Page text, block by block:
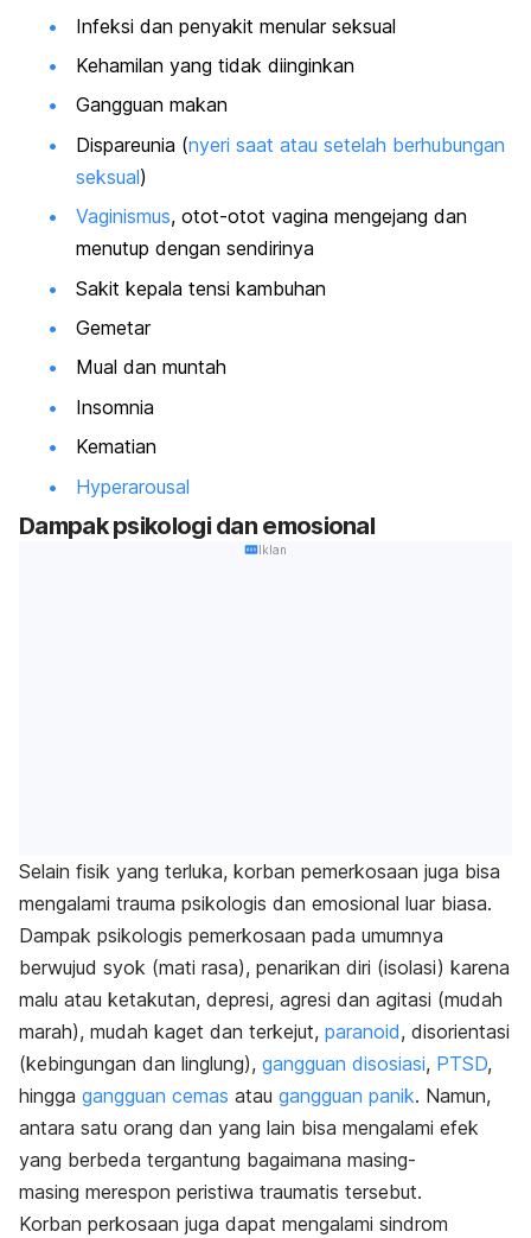
Infeksi dan penyakit menular seksual
Kehamilan yang tidak diinginkan
Gangguan makan
Dispareunia (nyeri saat atau setelah berhubungan
seksual)
Vaginismus, otot-otot vagina mengejang dan
menutup dengan sendirinya
Sakit kepala tensi kambuhan
Gemetar
Mual dan muntah
Insomnia
Kematian
Hyperarousal
Dampak psikologi dan emosional
Iklan
Selain fisik yang terluka, korban pemerkosaan juga bisa
mengalami trauma psikologis dan emosional luar biasa.
Dampak psikologis pemerkosaan pada umumnya
berwujud syok (mati rasa), penarikan diri (isolasi) karena
malu atau ketakutan, depresi, agresi dan agitasi (mudah
marah), mudah kaget dan terkejut, paranoid, disorientasi
(kebingungan dan linglung), gangguan disosiasi, PTSD,
hingga gangguan cemas atau gangguan panik. Namun,
antara satu orang dan yang lain bisa mengalami efek
yang berbeda tergantung bagaimana masing-
masing merespon peristiwa traumatis tersebut.
Korban perkosaan juga dapat mengalami sindrom